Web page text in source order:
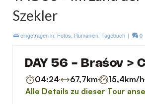
Szekler
eingetragen in: Fotos Rumänien Tagebuch | 0